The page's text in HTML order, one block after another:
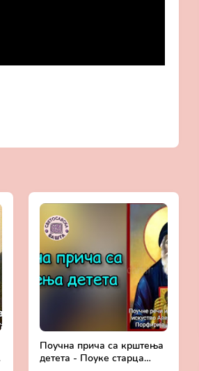
Поучна прича са крштења
детета - Поуке старца